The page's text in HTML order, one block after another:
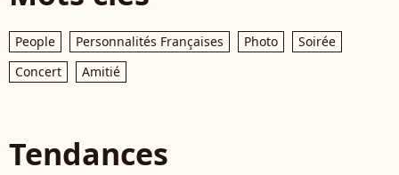
People Personnalités Françaises Photo
Soirée
Concert
Amitié
Tendances